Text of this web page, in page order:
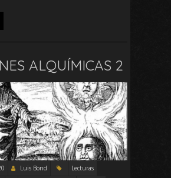
ALQUÍMICAS 2
Luis Bond
Lecturas